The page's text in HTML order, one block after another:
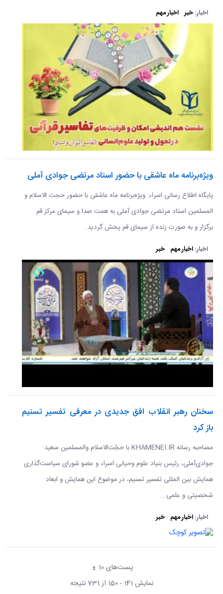
اخبار:خبر اخبار مهم
ویژه‌برنامه ماه عاشقی با حضور استاد مرتضی جوادی آملی
پایگاه اطلاع رسانی اسراء: ویژه‌برنامه ماه عاشقی با حضور حجت الاسلام و
المسلمین استاد مرتضی جوادی آملی به همت صدا و سیمای مرکز قم
برگزار و به صورت زنده از سیمای قم پخش گردید.
اخبار:اخبار مهم خبر
سخنان رهبر انقلاب افق جدیدی در معرفی تفسیر تسنیم
باز کرد
مصاحبه رسانه KHAMENEI.IR با حجّت‌الاسلام والمسلمین سعید
جوادی‌آملی، رئیس بنیاد علوم وحیانی اسراء و عضو شورای سیاست‌گذاری
همایش بین المللی تفسیر تسنیم، در موضوع این همایش و ابعاد
شخصیتی و علمی...
اخبار:اخبار مهم خبر
پست‌‌های 10هر صفحه
نمایش 141 - 150 از 731 نتیجه